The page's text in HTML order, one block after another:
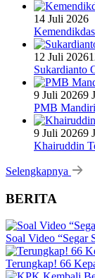
14 Juli 2026
12 Juli 2026
Sukardianto
9 Juli 20269
PMB
9 Juli 20269
Khairuddin
Selengkapnya
BERITA
Soal Video “Segar
Terungkap! 66